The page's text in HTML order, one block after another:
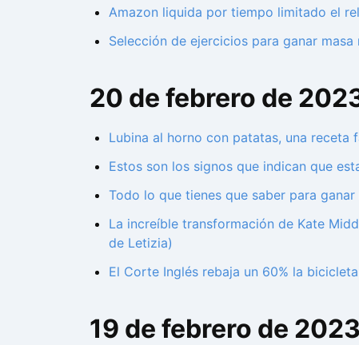
Amazon liquida por tiempo limitado el
Selección de ejercicios para ganar
20 de febrero de
Lubina al horno con patatas, una receta
Estos son los signos que indican que
Todo lo que tienes que saber para
La increíble transformación de Kate
de Letizia)
El Corte Inglés rebaja un 60% la
19 de febrero de 2023